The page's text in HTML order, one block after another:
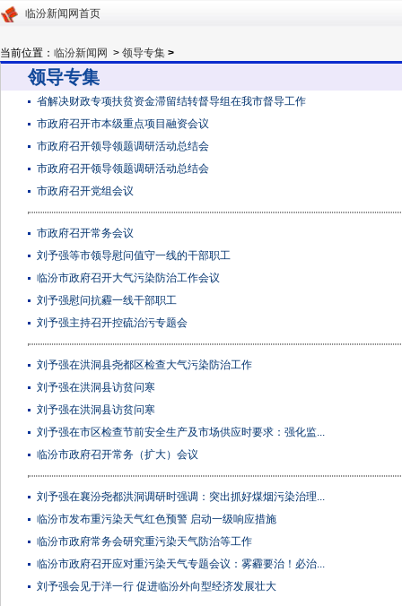
临汾新闻网首页
当前位置： 临汾新闻网 > 领导专集 >
领导专集
省解决财政专项扶贫资金滞留结转督导组在我市督导工作
市政府召开市本级重点项目融资会议
市政府召开领导领题调研活动总结会
市政府召开领导领题调研活动总结会
市政府召开党组会议
市政府召开常务会议
刘予强等市领导慰问值守一线的干部职工
临汾市政府召开大气污染防治工作会议
刘予强慰问抗霾一线干部职工
刘予强主持召开控硫治污专题会
刘予强在洪洞县尧都区检查大气污染防治工作
刘予强在洪洞县访贫问寒
刘予强在洪洞县访贫问寒
刘予强在市区检查节前安全生产及市场供应时要求：强化监...
临汾市政府召开常务（扩大）会议
刘予强在襄汾尧都洪洞调研时强调：突出抓好煤烟污染治理...
临汾市发布重污染天气红色预警 启动一级响应措施
临汾市政府常务会研究重污染天气防治等工作
临汾市政府召开应对重污染天气专题会议：雾霾要治！必治...
刘予强会见于洋一行 促进临汾外向型经济发展壮大